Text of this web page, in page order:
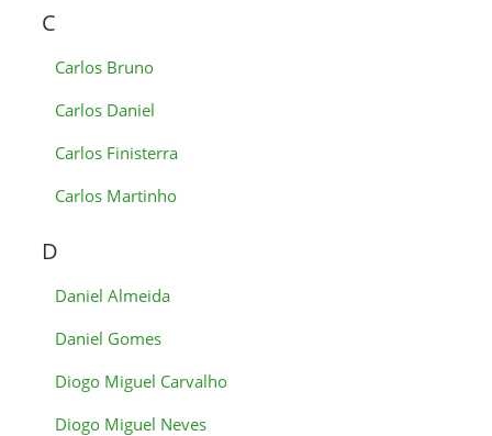
C
Carlos Bruno
Carlos Daniel
Carlos Finisterra
Carlos Martinho
D
Daniel Almeida
Daniel Gomes
Diogo Miguel Carvalho
Diogo Miguel Neves